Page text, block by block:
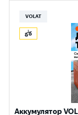
VOLAT
Аккумулятор